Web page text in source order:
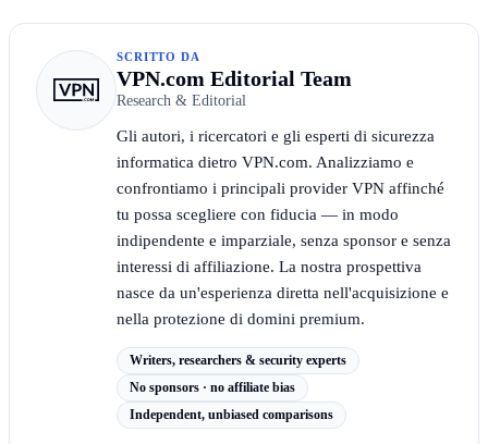
SCRITTO DA
VPN.com Editorial Team
Research & Editorial
Gli autori, i ricercatori e gli esperti di sicurezza
informatica dietro VPN.com. Analizziamo e
confrontiamo i principali provider VPN affinché
tu possa scegliere con fiducia — in modo
indipendente e imparziale, senza sponsor e senza
interessi di affiliazione. La nostra prospettiva
nasce da un'esperienza diretta nell'acquisizione e
nella protezione di domini premium.
Writers, researchers & security experts
No sponsors · no affiliate bias
Independent, unbiased comparisons